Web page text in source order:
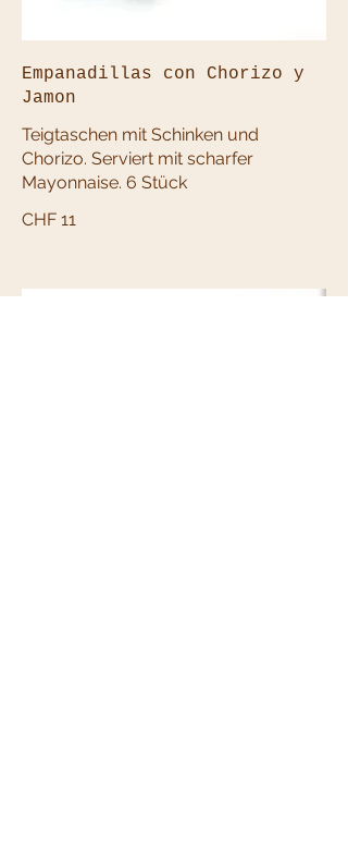
Empanadillas con Chorizo y
Jamon
Teigtaschen mit Schinken und
Chorizo. Serviert mit scharfer
Mayonnaise. 6 Stück
CHF 11